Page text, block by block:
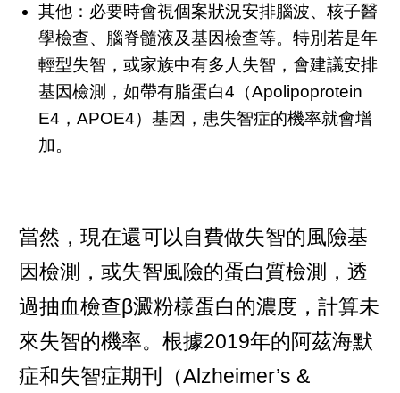
其他：必要時會視個案狀況安排腦波、核子醫
學檢查、腦脊髓液及基因檢查等。特別若是年
輕型失智，或家族中有多人失智，會建議安排
基因檢測，如帶有脂蛋白4（Apolipoprotein
E4，APOE4）基因，患失智症的機率就會增
加。
當然，現在還可以自費做失智的風險基
因檢測，或失智風險的蛋白質檢測，透
過抽血檢查β澱粉樣蛋白的濃度，計算未
來失智的機率。根據2019年的阿茲海默
症和失智症期刊（Alzheimer’s &